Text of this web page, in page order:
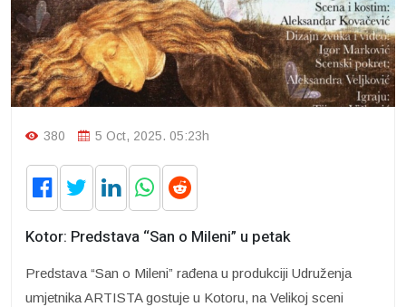
380 5 Oct, 2025. 05:23h
Kotor: Predstava “San o Mileni” u petak
Predstava “San o Mileni” rađena u produkciji Udruženja
umjetnika ARTISTA gostuje u Kotoru, na Velikoj sceni